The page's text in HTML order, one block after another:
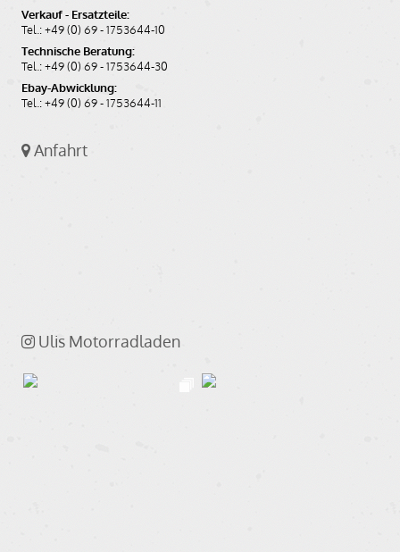
Verkauf - Ersatzteile:
Tel.: +49 (0) 69 - 1753644-10
Technische Beratung:
Tel.: +49 (0) 69 - 1753644-30
Ebay-Abwicklung:
Tel.: +49 (0) 69 - 1753644-11
Anfahrt
Ulis Motorradladen